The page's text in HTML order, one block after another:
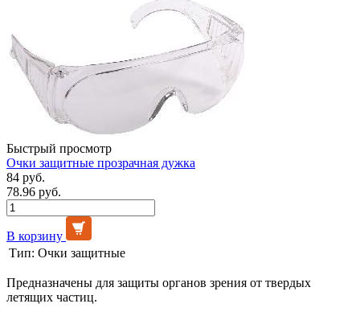
Быстрый просмотр
Очки защитные прозрачная дужка
84 руб.
78.96 руб.
В корзину
Тип: Очки защитные
Предназначены для защиты органов зрения от твердых
летящих частиц.